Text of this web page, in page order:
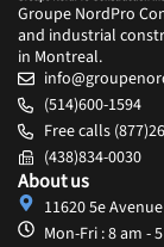
Groupe NordPro
and industrial
in Montreal.
(514)600-1594
Free calls
(438)834-0030
About us
11620 5e
Mon-Fri : 8 am -